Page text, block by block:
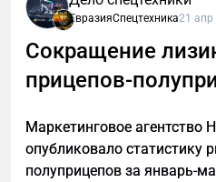
европлатформу для
требующих специальных
соответствующую
ЕвразияСпецтехника21 апр
Сокращение
прицепов-
Маркетинговое агентство
опубликовало статистику
полуприцепов за январь-